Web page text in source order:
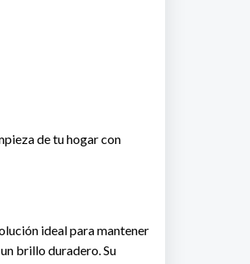
de tu hogar con
ideal para mantener
brillo duradero. Su